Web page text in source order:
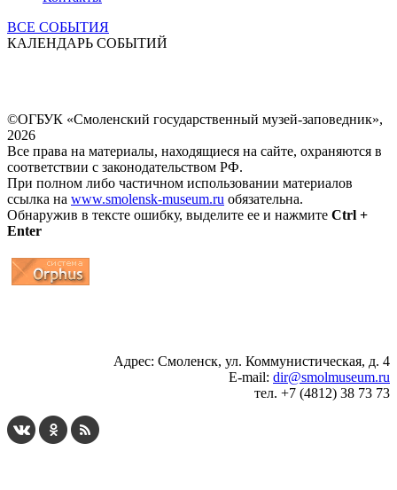
ВСЕ СОБЫТИЯ
КАЛЕНДАРЬ СОБЫТИЙ
©ОГБУК «Смоленский государственный музей-заповедник»,
2026
Все права на материалы, находящиеся на сайте, охраняются в
соответствии с законодательством РФ.
При полном либо частичном использовании материалов
ссылка на www.smolensk-museum.ru обязательна.
Обнаружив в тексте ошибку, выделите ее и нажмите Ctrl +
Enter
Адрес: Смоленск, ул. Коммунистическая, д. 4
E-mail: dir@smolmuseum.ru
тел. +7 (4812) 38 73 73